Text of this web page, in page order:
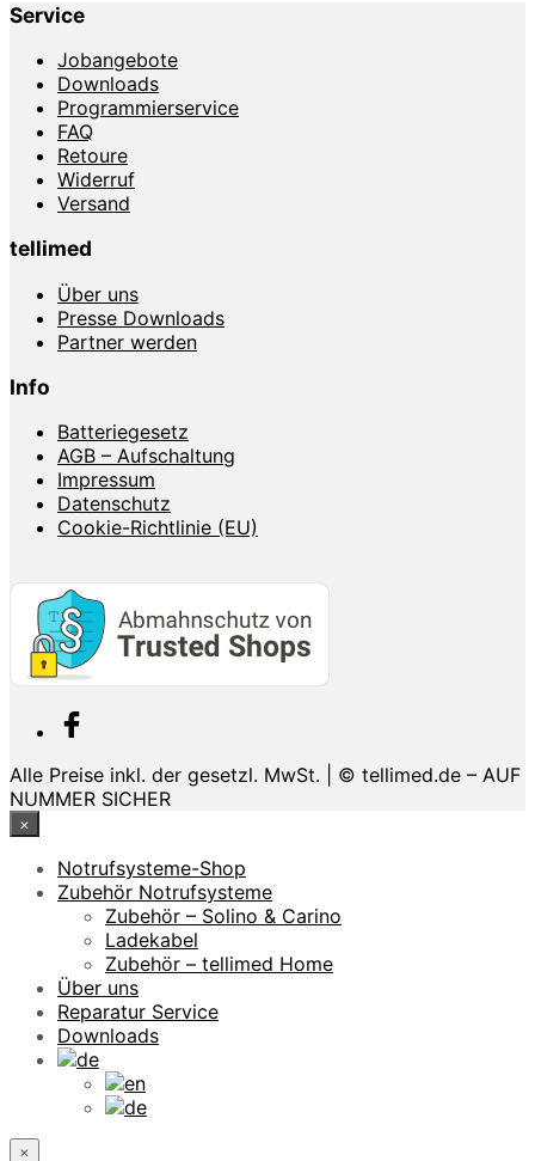
Service
Jobangebote
Downloads
Programmierservice
FAQ
Retoure
Widerruf
Versand
tellimed
Über uns
Presse Downloads
Partner werden
Info
Batteriegesetz
AGB – Aufschaltung
Impressum
Datenschutz
Cookie-Richtlinie (EU)
Alle Preise inkl. der gesetzl. MwSt. | © tellimed.de – AUF
NUMMER SICHER
×
Notrufsysteme-Shop
Zubehör Notrufsysteme
Zubehör – Solino & Carino
Ladekabel
Zubehör – tellimed Home
Über uns
Reparatur Service
Downloads
×